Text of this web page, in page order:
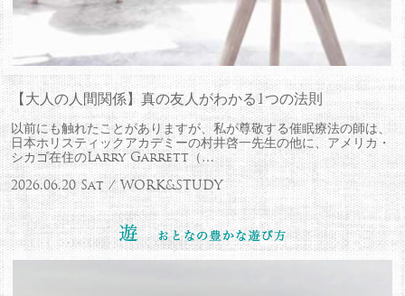
【大人の人間関係】真の友人がわかる1つの法則
以前にも触れたことがありますが、私が尊敬する催眠療法の師は、
日本ホリスティックアカデミーの村井啓一先生の他に、アメリカ・
シカゴ在住のLarry Garrett（…
2026.06.20 Sat / WORK&STUDY